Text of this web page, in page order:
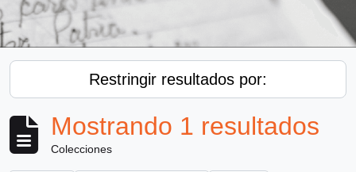
Restringir resultados por:
Mostrando 1 resultados
Colecciones